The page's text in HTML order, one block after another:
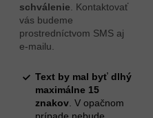
schválenie . Kontaktovať
vás budeme
prostredníctvom SMS aj
e-mailu.
Text by mal byť dlhý
maximálne 15
znakov . V opačnom